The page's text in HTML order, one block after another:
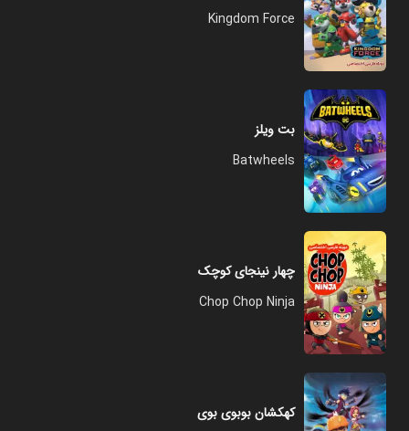
Kingdom Force
بت ویلز
Batwheels
چهار نینجای کوچک
Chop Chop Ninja
کهکشان بوبوی بوی